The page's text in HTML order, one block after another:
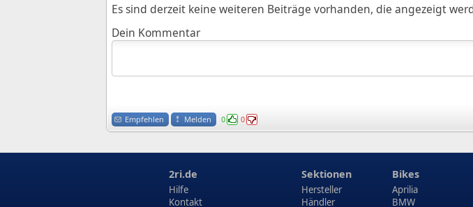
Es sind derzeit keine weiteren Beiträge vorhanden, die angezeigt
Dein Kommentar
Empfehlen Melden 0 0
2ri.de
Hilfe
Kontakt
Sektionen
Hersteller
Händler
Bikes
Aprilia
BMW